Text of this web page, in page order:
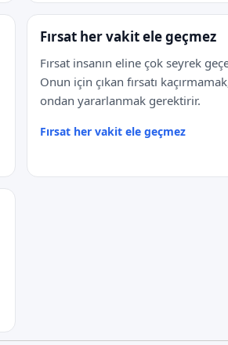
Fırsat her vakit ele geçmez
Fırsat insanın eline çok seyrek
Onun için çıkan fırsatı
ondan yararlanmak gerektirir.
Fırsat her vakit ele geçmez